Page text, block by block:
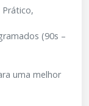
(90s –
uma melhor